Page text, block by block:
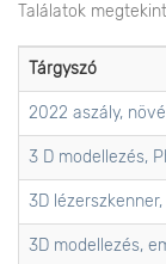
Találatok
Tárgyszó
2022 aszály,
3 D modellezés,
3D
3D modellezés,